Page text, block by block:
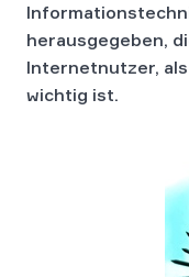
herausgegeben,
Internetnutzer,
wichtig ist.